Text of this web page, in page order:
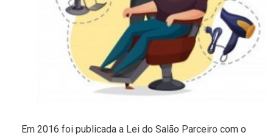
Em 2016 foi publicada a Lei do Salão Parceiro com o